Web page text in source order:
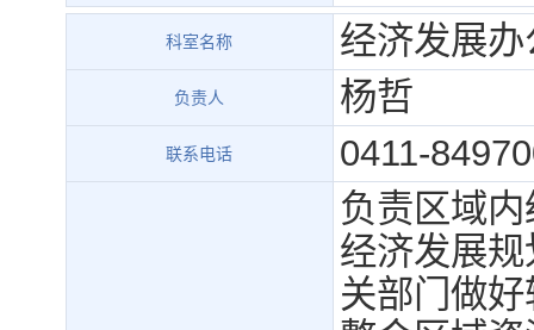
科室名称 经济发展办
负责人 杨哲
联系电话 0411-
负责区域
经济发展
关部门做